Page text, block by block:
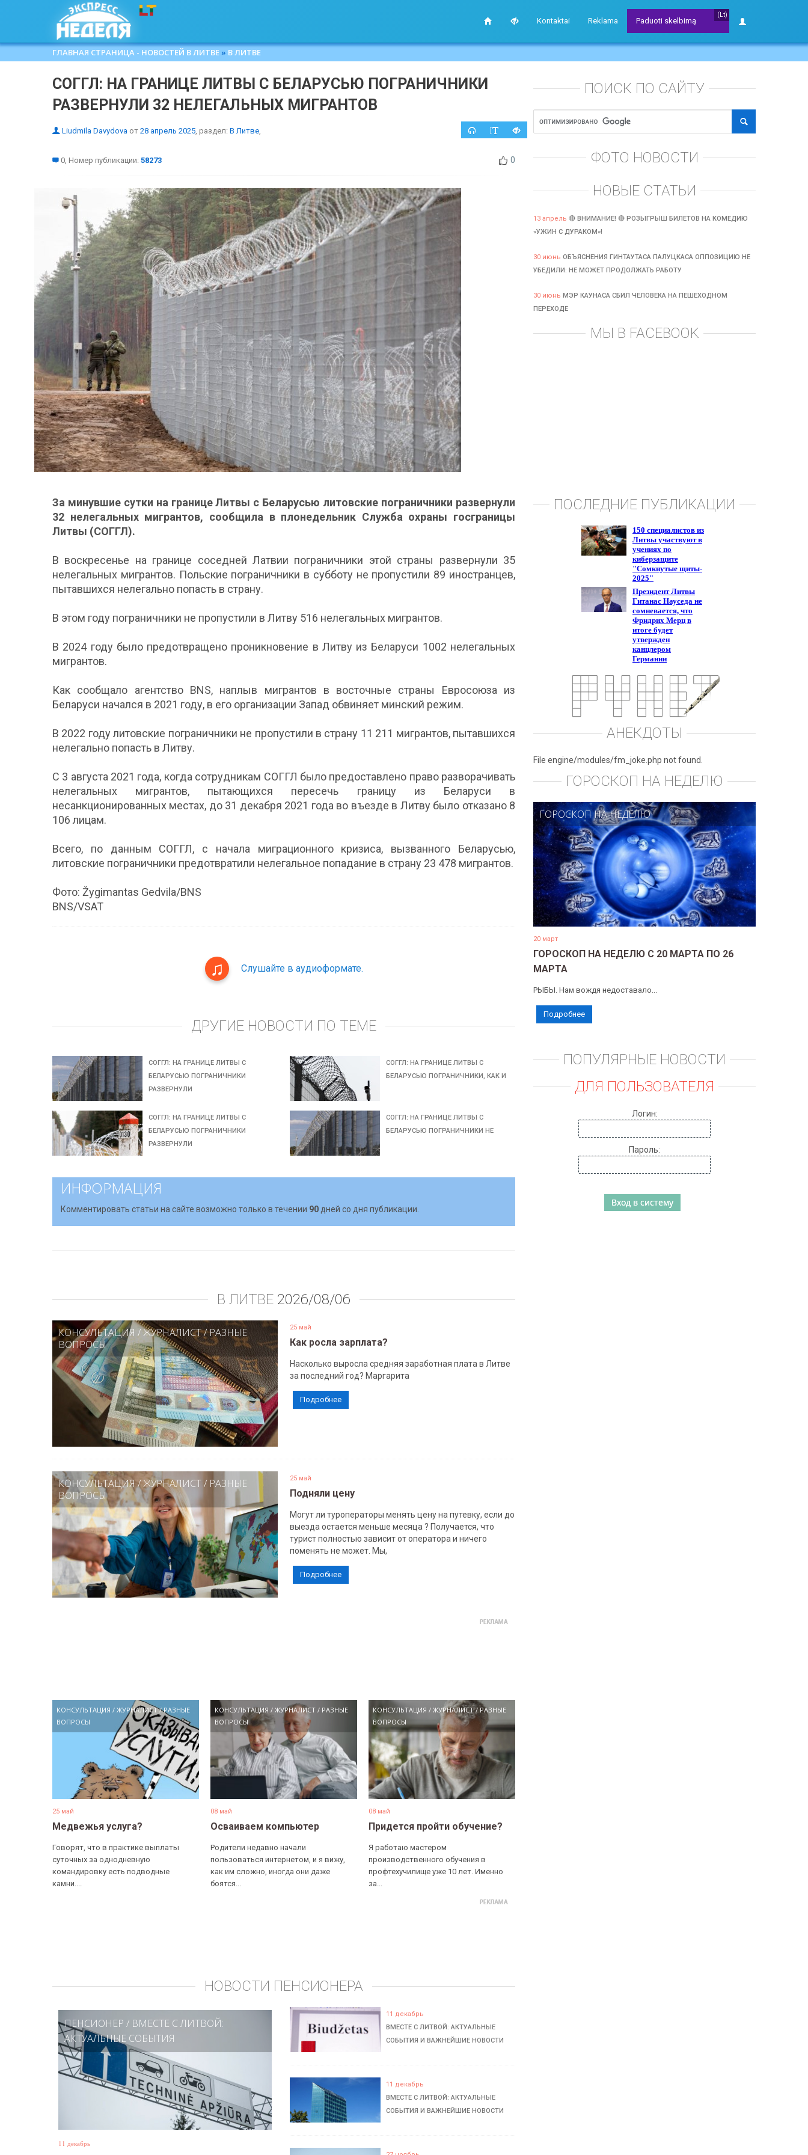
Kontaktai Reklama
(Lt)
Paduoti skelbimą
ГЛАВНАЯ СТРАНИЦА - НОВОСТЕЙ В ЛИТВЕ » В ЛИТВЕ
СОГГЛ: НА ГРАНИЦЕ ЛИТВЫ С БЕЛАРУСЬЮ ПОГРАНИЧНИКИ
РАЗВЕРНУЛИ 32 НЕЛЕГАЛЬНЫХ МИГРАНТОВ
Liudmila Davydova от 28 апрель 2025, раздел: В Литве,
0, Номер публикации: 58273 0
За минувшие сутки на границе Литвы с Беларусью литовские пограничники развернули
32 нелегальных мигрантов, сообщила в плонедельник Служба охраны госграницы
Литвы (СОГГЛ).
В воскресенье на границе соседней Латвии пограничники этой страны развернули 35
нелегальных мигрантов. Польские пограничники в субботу не пропустили 89 иностранцев,
пытавшихся нелегально попасть в страну.
В этом году пограничники не пропустили в Литву 516 нелегальных мигрантов.
В 2024 году было предотвращено проникновение в Литву из Беларуси 1002 нелегальных
мигрантов.
Как сообщало агентство BNS, наплыв мигрантов в восточные страны Евросоюза из
Беларуси начался в 2021 году, в его организации Запад обвиняет минский режим.
В 2022 году литовские пограничники не пропустили в страну 11 211 мигрантов, пытавшихся
нелегально попасть в Литву.
С 3 августа 2021 года, когда сотрудникам СОГГЛ было предоставлено право разворачивать
нелегальных мигрантов, пытающихся пересечь границу из Беларуси в
несанкционированных местах, до 31 декабря 2021 года во въезде в Литву было отказано 8
106 лицам.
Всего, по данным СОГГЛ, с начала миграционного кризиса, вызванного Беларусью,
литовские пограничники предотвратили нелегальное попадание в страну 23 478 мигрантов.
Фото: Žygimantas Gedvila/BNS
BNS/VSAT
Слушайте в аудиоформате.
ДРУГИЕ НОВОСТИ ПО ТЕМЕ
СОГГЛ: НА ГРАНИЦЕ ЛИТВЫ С
БЕЛАРУСЬЮ ПОГРАНИЧНИКИ
РАЗВЕРНУЛИ
СОГГЛ: НА ГРАНИЦЕ ЛИТВЫ С
БЕЛАРУСЬЮ ПОГРАНИЧНИКИ, КАК И
СОГГЛ: НА ГРАНИЦЕ ЛИТВЫ С
БЕЛАРУСЬЮ ПОГРАНИЧНИКИ
РАЗВЕРНУЛИ
СОГГЛ: НА ГРАНИЦЕ ЛИТВЫ С
БЕЛАРУСЬЮ ПОГРАНИЧНИКИ НЕ
ИНФОРМАЦИЯ
Комментировать статьи на сайте возможно только в течении 90 дней со дня публикации.
В ЛИТВЕ 2026/08/06
КОНСУЛЬТАЦИЯ /ЖУРНАЛИСТ/РАЗНЫЕ
ВОПРОСЫ
25 май
Как росла зарплата?
Насколько выросла средняя заработная плата в Литве
за последний год? Маргарита
Подробнее
КОНСУЛЬТАЦИЯ/ЖУРНАЛИСТ/ РАЗНЫЕ
ВОПРОСЫ
25 май
Подняли цену
Могут ли туроператоры менять цену на путевку, если до
выезда остается меньше месяца ? Получается, что
турист полностью зависит от оператора и ничего
поменять не может. Мы,
Подробнее
КОНСУЛЬТАЦИЯ / ЖУРНАЛИСТ/РАЗНЫЕ
ВОПРОСЫ
25 май
Медвежья услуга?
Говорят, что в практике выплаты
суточных за однодневную
командировку есть подводные
камни....
КОНСУЛЬТАЦИЯ /ЖУРНАЛИСТ / РАЗНЫЕ
ВОПРОСЫ
08 май
Осваиваем компьютер
Родители недавно начали
пользоваться интернетом, и я вижу,
как им сложно, иногда они даже
боятся...
КОНСУЛЬТАЦИЯ /ЖУРНАЛИСТ/ РАЗНЫЕ
ВОПРОСЫ
08 май
Придется пройти обучение?
Я работаю мастером
производственного обучения в
профтехучилище уже 10 лет. Именно
за...
НОВОСТИ ПЕНСИОНЕРА
ПЕНСИОНЕР / ВМЕСТЕ С ЛИТВОЙ:
АКТУАЛЬНЫЕ СОБЫТИЯ
11 декабрь
11 декабрь
ВМЕСТЕ С ЛИТВОЙ: АКТУАЛЬНЫЕ
СОБЫТИЯ И ВАЖНЕЙШИЕ НОВОСТИ
11 декабрь
ВМЕСТЕ С ЛИТВОЙ: АКТУАЛЬНЫЕ
СОБЫТИЯ И ВАЖНЕЙШИЕ НОВОСТИ
ПОИСК ПО САЙТУ
ФОТО НОВОСТИ
НОВЫЕ СТАТЬИ
13 апрель 🔴 ВНИМАНИЕ! 🔴 РОЗЫГРЫШ БИЛЕТОВ НА КОМЕДИЮ
«УЖИН С ДУРАКОМ»!
30 июнь ОБЪЯСНЕНИЯ ГИНТАУТАСА ПАЛУЦКАСА ОППОЗИЦИЮ НЕ
УБЕДИЛИ: НЕ МОЖЕТ ПРОДОЛЖАТЬ РАБОТУ
30 июнь МЭР КАУНАСА СБИЛ ЧЕЛОВЕКА НА ПЕШЕХОДНОМ
ПЕРЕХОДЕ
МЫ В FACEBOOK
ПОСЛЕДНИЕ ПУБЛИКАЦИИ
АНЕКДОТЫ
File engine/modules/fm_joke.php not found.
ГОРОСКОП НА НЕДЕЛЮ
ГОРОСКОП НА НЕДЕЛЮ
20 март
ГОРОСКОП НА НЕДЕЛЮ С 20 МАРТА ПО 26
МАРТА
РЫБЫ. Нам вождя недоставало...
Подробнее
ПОПУЛЯРНЫЕ НОВОСТИ
ДЛЯ ПОЛЬЗОВАТЕЛЯ
Логин:
Пароль: